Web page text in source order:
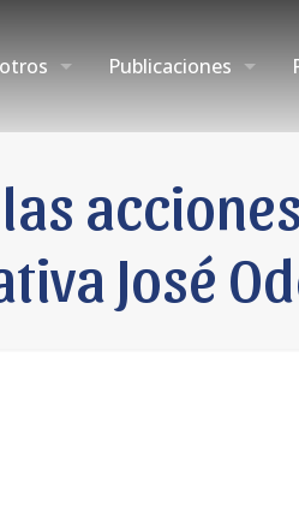
Publicaciones
José